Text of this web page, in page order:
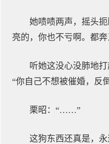
她啧啧两声，摇头
亮的，你也不亏啊。都
听她这没心没肺地打
“你自己不想被催婚，反
栗昭：“……”
这狗东西还真是，永